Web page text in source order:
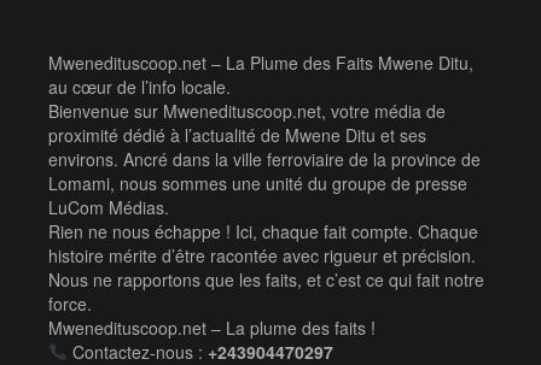
Mwenedituscoop.net – La Plume des Faits Mwene Ditu,
au cœur de l’info locale.
Bienvenue sur Mwenedituscoop.net, votre média de
proximité dédié à l’actualité de Mwene Ditu et ses
environs. Ancré dans la ville ferroviaire de la province de
Lomami, nous sommes une unité du groupe de presse
LuCom Médias.
Rien ne nous échappe ! Ici, chaque fait compte. Chaque
histoire mérite d’être racontée avec rigueur et précision.
Nous ne rapportons que les faits, et c’est ce qui fait notre
force.
Mwenedituscoop.net – La plume des faits !
Contactez-nous : +243904470297